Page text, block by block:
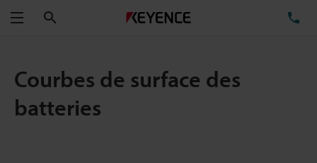
Menu
Courbes de surface des
batteries